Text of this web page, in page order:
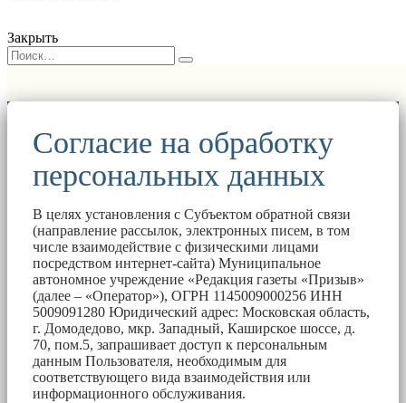
Закрыть
Согласие на обработку
персональных данных
В целях установления с Субъектом обратной связи
(направление рассылок, электронных писем, в том
числе взаимодействие с физическими лицами
посредством интернет-сайта) Муниципальное
автономное учреждение «Редакция газеты «Призыв»
(далее – «Оператор»), ОГРН 1145009000256 ИНН
5009091280 Юридический адрес: Московская область,
г. Домодедово, мкр. Западный, Каширское шоссе, д.
70, пом.5, запрашивает доступ к персональным
данным Пользователя, необходимым для
соответствующего вида взаимодействия или
информационного обслуживания.